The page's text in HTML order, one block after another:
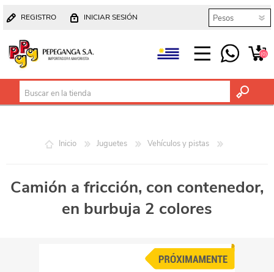
REGISTRO INICIAR SESIÓN
(0)
Inicio Juguetes Vehículos y pistas
Camión a fricción, con contenedor,
en burbuja 2 colores